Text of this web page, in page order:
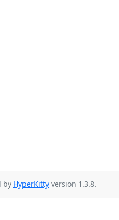
by HyperKittyversion 1.3.8.